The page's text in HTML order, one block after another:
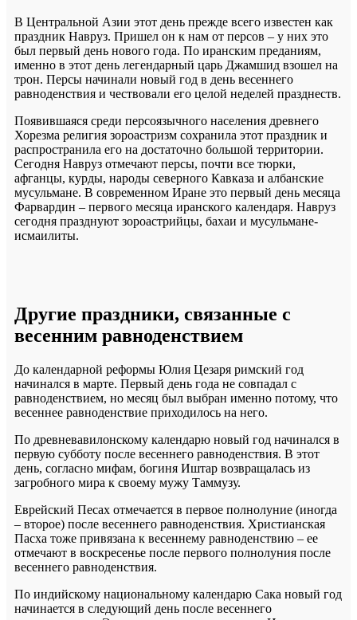
В Центральной Азии этот день прежде всего известен как
праздник Навруз. Пришел он к нам от персов – у них это
был первый день нового года. По иранским преданиям,
именно в этот день легендарный царь Джамшид взошел на
трон. Персы начинали новый год в день весеннего
равноденствия и чествовали его целой неделей празднеств.
Появившаяся среди персоязычного населения древнего
Хорезма религия зороастризм сохранила этот праздник и
распространила его на достаточно большой территории.
Сегодня Навруз отмечают персы, почти все тюрки,
афганцы, курды, народы северного Кавказа и албанские
мусульмане. В современном Иране это первый день месяца
Фарвардин – первого месяца иранского календаря. Навруз
сегодня празднуют зороастрийцы, бахаи и мусульмане-
исмаилиты.
Другие праздники, связанные с
весенним равноденствием
До календарной реформы Юлия Цезаря римский год
начинался в марте. Первый день года не совпадал с
равноденствием, но месяц был выбран именно потому, что
весеннее равноденствие приходилось на него.
По древневавилонскому календарю новый год начинался в
первую субботу после весеннего равноденствия. В этот
день, согласно мифам, богиня Иштар возвращалась из
загробного мира к своему мужу Таммузу.
Еврейский Песах отмечается в первое полнолуние (иногда
– второе) после весеннего равноденствия. Христианская
Пасха тоже привязана к весеннему равноденствию – ее
отмечают в воскресенье после первого полнолуния после
весеннего равноденствия.
По индийскому национальному календарю Сака новый год
начинается в следующий день после весеннего